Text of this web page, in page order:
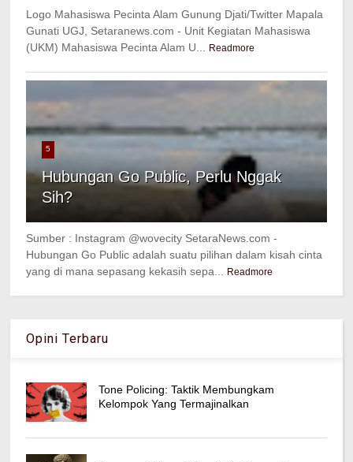
Logo Mahasiswa Pecinta Alam Gunung Djati/Twitter Mapala
Gunati UGJ, Setaranews.com - Unit Kegiatan Mahasiswa
(UKM) Mahasiswa Pecinta Alam U...
Readmore
5
Hubungan Go Public, Perlu Nggak
Sih?
Sumber : Instagram @wovecity SetaraNews.com -
Hubungan Go Public adalah suatu pilihan dalam kisah cinta
yang di mana sepasang kekasih sepa...
Readmore
Opini Terbaru
Tone Policing: Taktik Membungkam
Kelompok Yang Termajinalkan